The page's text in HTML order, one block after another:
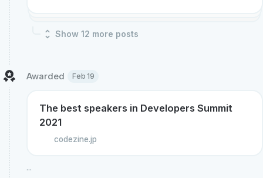
Show 12 more posts
Awarded Feb 19
The best speakers in Developers Summit
2021
codezine.jp
...